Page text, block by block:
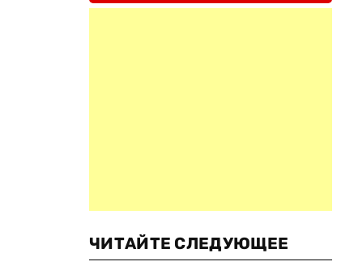
ЧИТАЙТЕ СЛЕДУЮЩЕЕ